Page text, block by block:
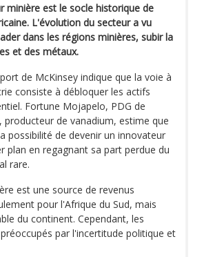
minière est le socle historique de
L'évolution du secteur a vu
dans les régions minières, subir la
et des métaux.
de McKinsey indique que la voie à
consiste à débloquer les actifs
Fortune Mojapelo, PDG de
producteur de vanadium, estime que
possibilité de devenir un innovateur
plan en regagnant sa part perdue du
rare.
est une source de revenus
pour l'Afrique du Sud, mais
du continent. Cependant, les
par l'incertitude politique et